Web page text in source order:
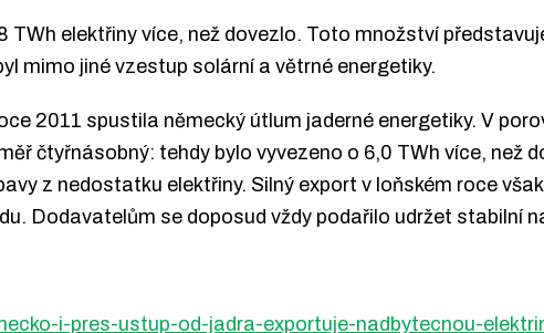
TWh elektřiny více, než dovezlo. Toto množství
mimo jiné vzestup solární a větrné energetiky.
2011 spustila německý útlum jaderné energetiky. V
čtyřnásobný: tehdy bylo vyvezeno o 6,0 TWh více, než
z nedostatku elektřiny. Silný export v loňském roce
Dodavatelům se doposud vždy podařilo udržet stabilní
i-pres-ustup-od-jadra-exportuje-nadbytecnou-